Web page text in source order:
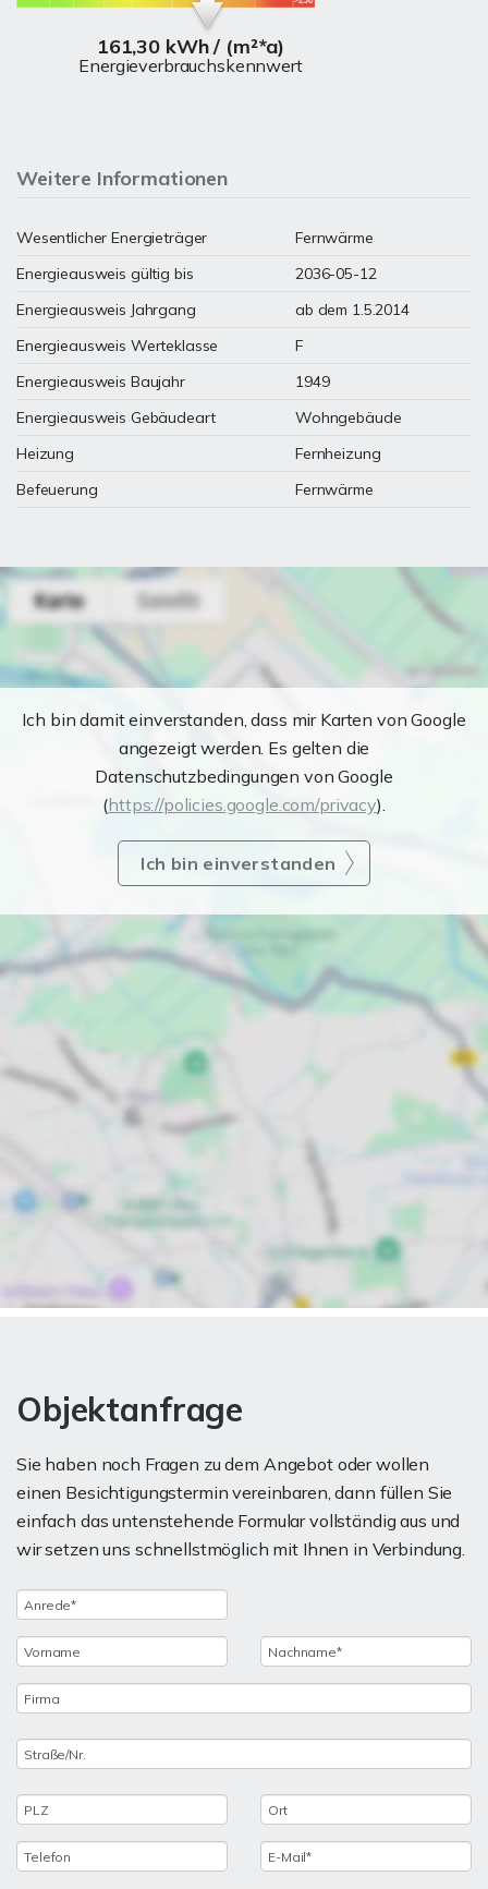
161,30 kWh / (m²*a)
Energieverbrauchskennwert
Weitere Informationen
Wesentlicher Energieträger
Fernwärme
Energieausweis gültig bis
2036-05-12
Energieausweis Jahrgang
ab dem 1.5.2014
Energieausweis Werteklasse
F
Energieausweis Baujahr
1949
Energieausweis Gebäudeart
Wohngebäude
Heizung
Fernheizung
Befeuerung
Fernwärme
Ich bin damit einverstanden, dass mir Karten von Google
angezeigt werden. Es gelten die
Datenschutzbedingungen von Google
(https://policies.google.com/privacy).
Ich bin einverstanden
Objektanfrage
Sie haben noch Fragen zu dem Angebot oder wollen
einen Besichtigungstermin vereinbaren, dann füllen Sie
einfach das untenstehende Formular vollständig aus und
wir setzen uns schnellstmöglich mit Ihnen in Verbindung.